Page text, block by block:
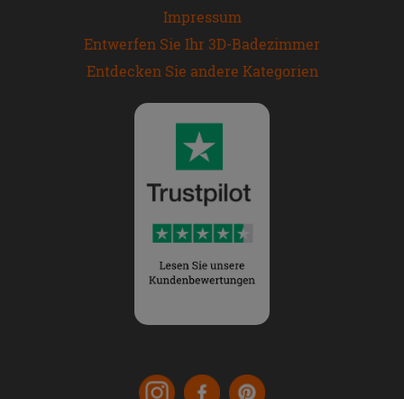
Impressum
Entwerfen Sie Ihr 3D-Badezimmer
Entdecken Sie andere Kategorien